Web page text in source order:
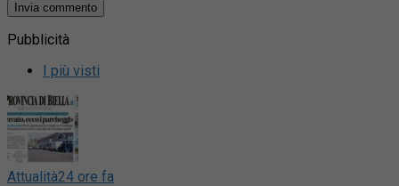
Pubblicità
I più visti
Attualità24 ore fa